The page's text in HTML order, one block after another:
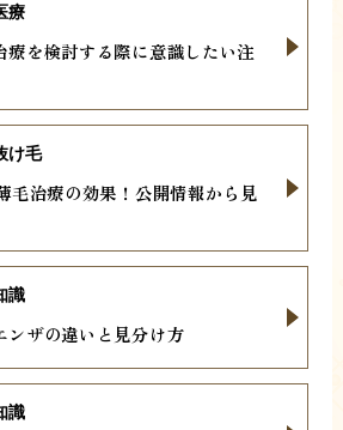
療を検討する際に意識したい注
療
毛治療の効果！公開情報から見
け毛
ンザの違いと見分け方
識
識